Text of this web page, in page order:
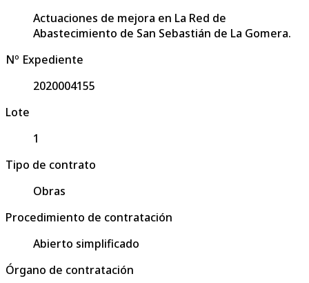
Actuaciones de mejora en La Red de
Abastecimiento de San Sebastián de La Gomera.
Nº Expediente
2020004155
Lote
1
Tipo de contrato
Obras
Procedimiento de contratación
Abierto simplificado
Órgano de contratación